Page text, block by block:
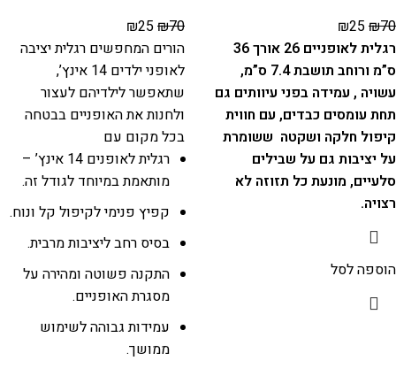
₪70
₪25
רגלית לאופניים 26 אורך 36
ס”מ ורוחב תושבת 7.4 ס”מ,
עשויה , עמידה בפני עיוותים גם
תחת עומסים כבדים, עם חווית
קיפול חלקה ושקטה ששומרת
על יציבות גם על שבילים
סלעיים, מונעת כל תזוזה לא
רצויה.
הוספה לסל
₪70
₪25
הורים המחפשים רגלית יציבה
לאופני ילדים 14 אינץ’,
שתאפשר לילדיהם לעצור
ולחנות את האופניים בבטחה
בכל מקום עם
רגלית לאופנים 14 אינץ’ –
מותאמת במיוחד לגודל זה.
קפיץ פנימי לקיפול קל ונוח.
בסיס רחב ליציבות מרבית.
התקנה פשוטה ומהירה על
מסגרת האופניים.
עמידות גבוהה לשימוש
ממושך.